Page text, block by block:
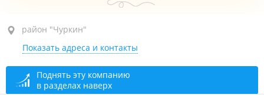
район "Чуркин", ул. Бурачка, 17В
круглосуточно
район "Чуркин"
Показать адреса и контакты
Поднять эту компанию
в разделах наверх